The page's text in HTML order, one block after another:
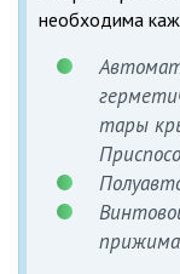
необходима
тары